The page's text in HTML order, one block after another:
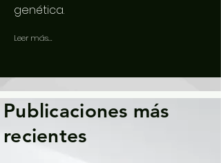
genética.
Leer más...
Publicaciones más
recientes